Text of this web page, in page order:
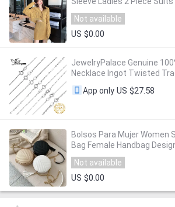
Suit With Skirt Solid
Not available
US $0.00
JewelryPalace Genuine
Necklace Ingot Twisted
Bar Singapore Box Chain
App only US $27.58
Bolsos Para Mujer Women
Bag Female Handbag
Crossbody Bags for Women
Not available
US $0.00